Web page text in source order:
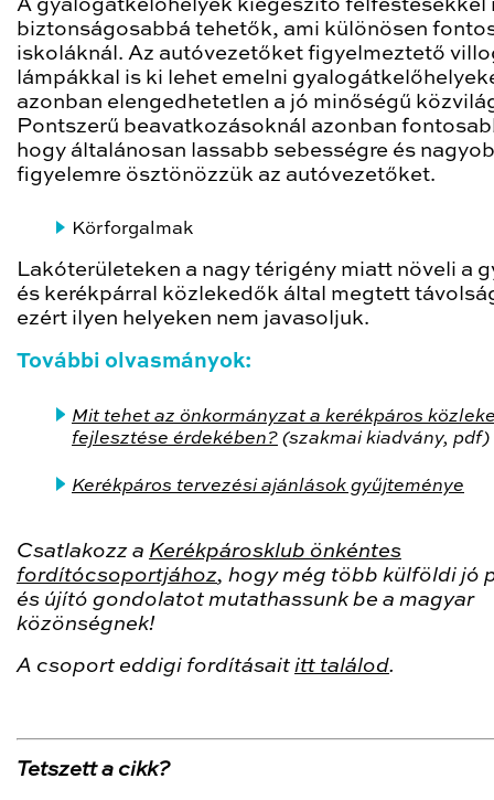
A gyalogátkelőhelyek kiegészítő felfestésekkel
biztonságosabbá tehetők, ami különösen
iskoláknál. Az autóvezetőket figyelmeztető
lámpákkal is ki lehet emelni
azonban elengedhetetlen a jó minőségű
Pontszerű beavatkozásoknál azonban
hogy általánosan lassabb sebességre és
figyelemre ösztönözzük az autóvezetőket.
Körforgalmak
Lakóterületeken a nagy térigény miatt növeli a
és kerékpárral közlekedők által megtett
ezért ilyen helyeken nem javasoljuk.
További olvasmányok:
Mit tehet az önkormányzat a kerékpáros
fejlesztése érdekében? (szakmai kiadvány, pdf)
Kerékpáros tervezési ajánlások gyűjteménye
Csatlakozz a Kerékpárosklub önkéntes
fordítócsoportjához, hogy még több külföldi jó
és újító gondolatot mutathassunk be a magyar
közönségnek!
A csoport eddigi fordításait itt találod.
Tetszett a cikk?